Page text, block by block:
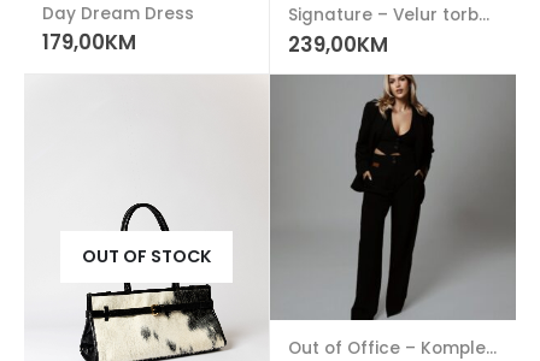
Day Dream Dress
179,00KM
Signature – Velur torba (mini)
239,00KM
OUT OF STOCK
Out of Office – Komplet odijelo